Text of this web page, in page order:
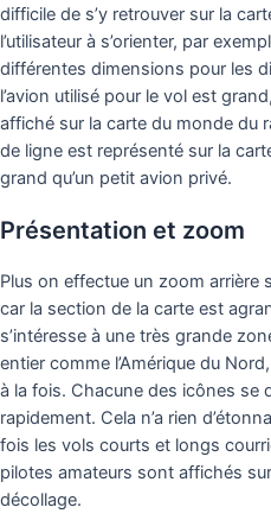
difficile de s’y retrouver sur la
l’utilisateur à s’orienter, par
différentes dimensions pour les
l’avion utilisé pour le vol est
affiché sur la carte du monde du
de ligne est représenté sur la
grand qu’un petit avion privé.
Présentation et zoom
Plus on effectue un zoom arrière
car la section de la carte est
s’intéresse à une très grande
entier comme l’Amérique du
à la fois. Chacune des icônes se
rapidement. Cela n’a rien
fois les vols courts et longs
pilotes amateurs sont affichés
décollage.